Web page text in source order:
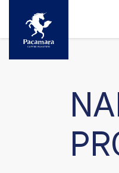
ข้ามไปยังเนื้อหาหลัก